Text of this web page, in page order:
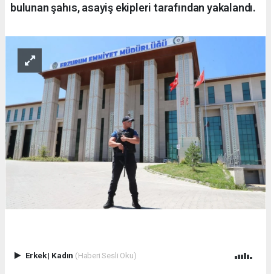
bulunan şahıs, asayiş ekipleri tarafından yakalandı.
Erkek| Kadın (Haberi Sesli Oku)